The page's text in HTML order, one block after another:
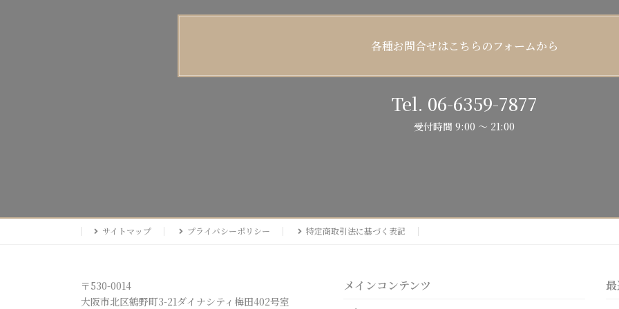
各種お問合せはこちらのフォームから
Tel. 06-6359-7877
受付時間 9:00 ～ 21:00
サイトマップ プライバシーポリシー 特定商取引法に基づく表記
〒530-0014
大阪市北区鶴野町3-21ダイナシティ梅田402号室
メインコンテンツ